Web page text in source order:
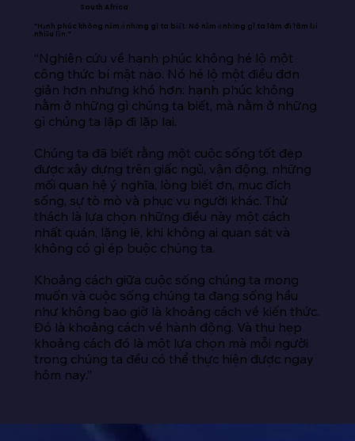
South Africa
“Hạnh phúc không nằm ở những gì ta biết. Nó nằm ở những gì ta làm đi làm lại
nhiều lần.”
“Nghiên cứu về hạnh phúc không hé lộ một
công thức bí mật nào. Nó hé lộ một điều đơn
giản hơn nhưng khó hơn: hạnh phúc không
nằm ở những gì chúng ta biết, mà nằm ở những
gì chúng ta lặp đi lặp lại.
Chúng ta đã biết rằng một cuộc sống tốt đẹp
được xây dựng trên giấc ngủ, vận động, những
mối quan hệ ý nghĩa, lòng biết ơn, mục đích
sống, sự tò mò và phục vụ người khác. Thử
thách là lựa chọn những điều này một cách
nhất quán, lặng lẽ, khi không ai quan sát và
không có gì ép buộc chúng ta.
Khoảng cách giữa cuộc sống chúng ta mong
muốn và cuộc sống chúng ta đang sống hầu
như không bao giờ là khoảng cách về kiến thức.
Đó là khoảng cách về hành động. Và thu hẹp
khoảng cách đó là một lựa chọn mà mỗi người
trong chúng ta đều có thể thực hiện được ngay
hôm nay.”